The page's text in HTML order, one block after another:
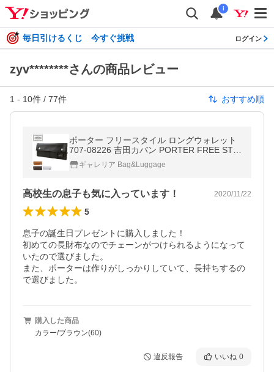
i
毎日引けるくじ 今すぐ挑戦 ログイン
zyv********さんの商品レビュー
1 - 10件 / 77件 おすすめ順
ポーター フリースタイル ロングウォレット
707-08226 吉田カバン PORTER FREE STY
LE LONG WALLET 長財布 メンズ かぶせ ブ
ランド レディース 小銭入れ 日本製
ギャレリア Bag&Luggage
高校生の息子も気に入っています！ 2020/11/22
5
息子の誕生日プレゼントに購入しました！
初めての長財布なのでチェーンがつけられるようになって
いたので選びました。
また、ポーターは作りがしっかりしていて、長持ちするの
で選びました。
購入した商品
カラー/ブラウン(60)
違反報告 いいね 0